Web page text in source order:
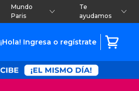
Mundo
Paris
Te
ayudamos
¡Hola! Ingresa o regístrate